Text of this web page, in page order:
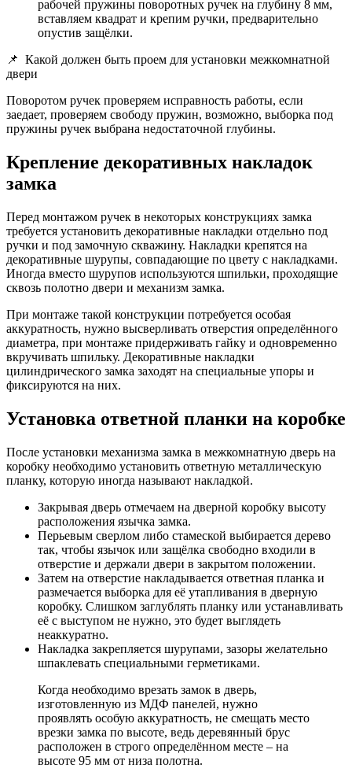
рабочей пружины поворотных ручек на глубину 8 мм,
вставляем квадрат и крепим ручки, предварительно
опустив защёлки.
📌 Какой должен быть проем для установки межкомнатной
двери
Поворотом ручек проверяем исправность работы, если
заедает, проверяем свободу пружин, возможно, выборка под
пружины ручек выбрана недостаточной глубины.
Крепление декоративных накладок
замка
Перед монтажом ручек в некоторых конструкциях замка
требуется установить декоративные накладки отдельно под
ручки и под замочную скважину. Накладки крепятся на
декоративные шурупы, совпадающие по цвету с накладками.
Иногда вместо шурупов используются шпильки, проходящие
сквозь полотно двери и механизм замка.
При монтаже такой конструкции потребуется особая
аккуратность, нужно высверливать отверстия определённого
диаметра, при монтаже придерживать гайку и одновременно
вкручивать шпильку. Декоративные накладки
цилиндрического замка заходят на специальные упоры и
фиксируются на них.
Установка ответной планки на коробке
После установки механизма замка в межкомнатную дверь на
коробку необходимо установить ответную металлическую
планку, которую иногда называют накладкой.
Закрывая дверь отмечаем на дверной коробку высоту
расположения язычка замка.
Перьевым сверлом либо стамеской выбирается дерево
так, чтобы язычок или защёлка свободно входили в
отверстие и держали двери в закрытом положении.
Затем на отверстие накладывается ответная планка и
размечается выборка для её утапливания в дверную
коробку. Слишком заглублять планку или устанавливать
её с выступом не нужно, это будет выглядеть
неаккуратно.
Накладка закрепляется шурупами, зазоры желательно
шпаклевать специальными герметиками.
Когда необходимо врезать замок в дверь,
изготовленную из МДФ панелей, нужно
проявлять особую аккуратность, не смещать место
врезки замка по высоте, ведь деревянный брус
расположен в строго определённом месте – на
высоте 95 мм от низа полотна.